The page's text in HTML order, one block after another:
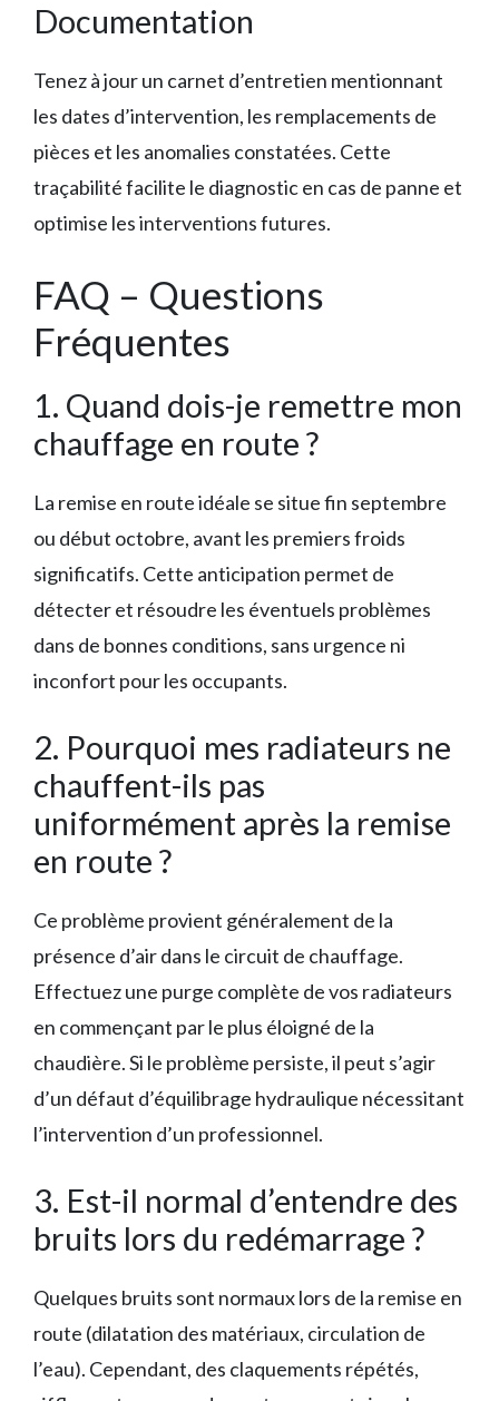
Documentation
Tenez à jour un carnet d’entretien mentionnant
les dates d’intervention, les remplacements de
pièces et les anomalies constatées. Cette
traçabilité facilite le diagnostic en cas de panne et
optimise les interventions futures.
FAQ – Questions
Fréquentes
1. Quand dois-je remettre mon
chauffage en route ?
La remise en route idéale se situe fin septembre
ou début octobre, avant les premiers froids
significatifs. Cette anticipation permet de
détecter et résoudre les éventuels problèmes
dans de bonnes conditions, sans urgence ni
inconfort pour les occupants.
2. Pourquoi mes radiateurs ne
chauffent-ils pas
uniformément après la remise
en route ?
Ce problème provient généralement de la
présence d’air dans le circuit de chauffage.
Effectuez une purge complète de vos radiateurs
en commençant par le plus éloigné de la
chaudière. Si le problème persiste, il peut s’agir
d’un défaut d’équilibrage hydraulique nécessitant
l’intervention d’un professionnel.
3. Est-il normal d’entendre des
bruits lors du redémarrage ?
Quelques bruits sont normaux lors de la remise en
route (dilatation des matériaux, circulation de
l’eau). Cependant, des claquements répétés,